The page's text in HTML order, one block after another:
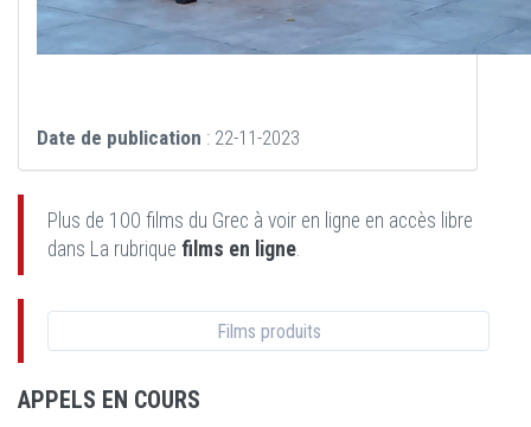
Date de publication : 22-11-2023
Plus de 100 films du Grec à voir en ligne en accès libre
dans La rubrique films en ligne.
Films produits
APPELS EN COURS